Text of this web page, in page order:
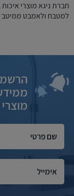
חברת ניגא מוצרי
למטבח ולאמבט ממיטב